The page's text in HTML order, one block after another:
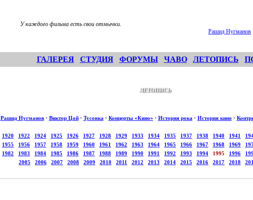
У каждого фильма есть свои отмычки.
Рашид Нугманов
ГАЛЕРЕЯ СТУДИЯ ФОРУМЫ ЧАВО ЛЕТОПИСЬ
ЛЕТОПИСЬ
Рашид Нугманов· Виктор Цой· Тусовка · Концерты «Кино» · История рока · История кино ·
1920 1922 1924 1925 1926 1927 1928 1929 1933 1934 1935 1937 1938 1940 1941
1955 1956 1957 1958 1959 1960 1961 1962 1963 1964 1965 1966 1967 1968 1969
1982 1983 1984 1985 1986 1987 1988 1989 1990 1991 1992 1993 1994 1995 1996
2005
2006 2007 2008 2009 2010 2011 2012 2013 2014 2015 2016 2017 2018